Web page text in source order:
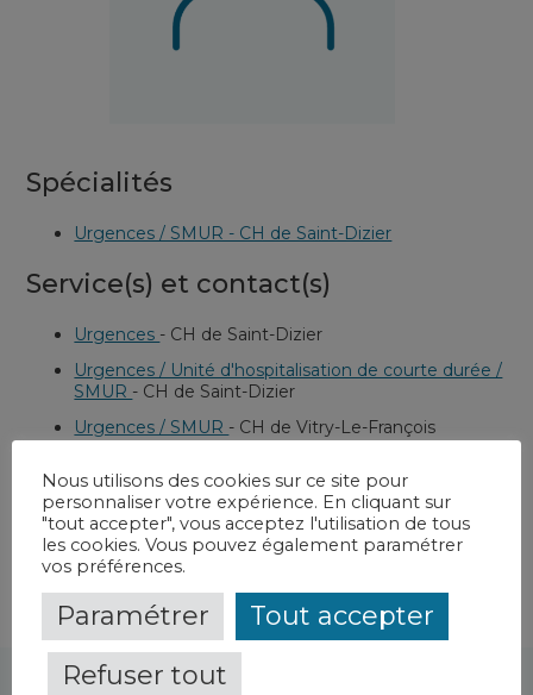
Spécialités
Urgences / SMUR - CH de Saint-Dizier
Service(s) et contact(s)
Urgences - CH de Saint-Dizier
Urgences / Unité d'hospitalisation de courte durée /
SMUR - CH de Saint-Dizier
Urgences / SMUR - CH de Vitry-Le-François
SMUR-CH de Vitry-Le-François
Nous utilisons des cookies sur ce site pour
personnaliser votre expérience. En cliquant sur
"tout accepter", vous acceptez l'utilisation de tous
les cookies. Vous pouvez également paramétrer
vos préférences.
Paramétrer
Tout accepter
Refuser tout